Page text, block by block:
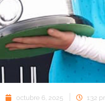
octubre 6, 2025 1:32